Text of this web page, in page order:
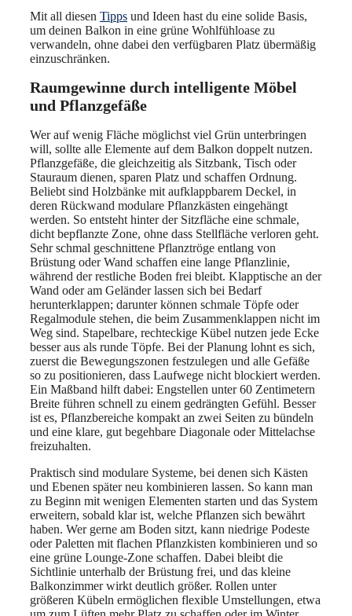
Mit all diesen Tipps und Ideen hast du eine solide Basis,
um deinen Balkon in eine grüne Wohlfühloase zu
verwandeln, ohne dabei den verfügbaren Platz übermäßig
einzuschränken.
Raumgewinne durch intelligente Möbel
und Pflanzgefäße
Wer auf wenig Fläche möglichst viel Grün unterbringen
will, sollte alle Elemente auf dem Balkon doppelt nutzen.
Pflanzgefäße, die gleichzeitig als Sitzbank, Tisch oder
Stauraum dienen, sparen Platz und schaffen Ordnung.
Beliebt sind Holzbänke mit aufklappbarem Deckel, in
deren Rückwand modulare Pflanzkästen eingehängt
werden. So entsteht hinter der Sitzfläche eine schmale,
dicht bepflanzte Zone, ohne dass Stellfläche verloren geht.
Sehr schmal geschnittene Pflanztröge entlang von
Brüstung oder Wand schaffen eine lange Pflanzlinie,
während der restliche Boden frei bleibt. Klapptische an der
Wand oder am Geländer lassen sich bei Bedarf
herunterklappen; darunter können schmale Töpfe oder
Regalmodule stehen, die beim Zusammenklappen nicht im
Weg sind. Stapelbare, rechteckige Kübel nutzen jede Ecke
besser aus als runde Töpfe. Bei der Planung lohnt es sich,
zuerst die Bewegungszonen festzulegen und alle Gefäße
so zu positionieren, dass Laufwege nicht blockiert werden.
Ein Maßband hilft dabei: Engstellen unter 60 Zentimetern
Breite führen schnell zu einem gedrängten Gefühl. Besser
ist es, Pflanzbereiche kompakt an zwei Seiten zu bündeln
und eine klare, gut begehbare Diagonale oder Mittelachse
freizuhalten.
Praktisch sind modulare Systeme, bei denen sich Kästen
und Ebenen später neu kombinieren lassen. So kann man
zu Beginn mit wenigen Elementen starten und das System
erweitern, sobald klar ist, welche Pflanzen sich bewährt
haben. Wer gerne am Boden sitzt, kann niedrige Podeste
oder Paletten mit flachen Pflanzkisten kombinieren und so
eine grüne Lounge-Zone schaffen. Dabei bleibt die
Sichtlinie unterhalb der Brüstung frei, und das kleine
Balkonzimmer wirkt deutlich größer. Rollen unter
größeren Kübeln ermöglichen flexible Umstellungen, etwa